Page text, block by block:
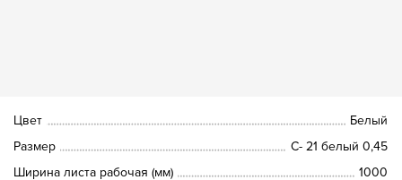
Цвет
Белый
Размер
С- 21 белый 0,45
Ширина листа рабочая (мм)
1000